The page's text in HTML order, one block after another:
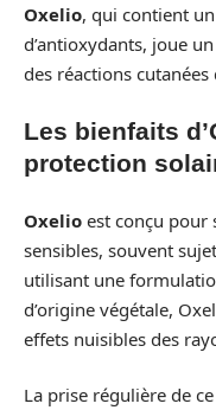
Oxelio, qui contient
d’antioxydants, joue
des réactions cutanées
Les bienfaits
protection
Oxelio est conçu pour
sensibles, souvent
utilisant une
d’origine végétale,
effets nuisibles des
La prise régulière de